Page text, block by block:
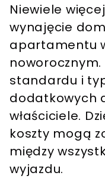
Niewiele
wynajęcie
apartamentu
noworocznym.
standardu i
dodatkowych
właściciele.
koszty mogą
między
wyjazdu.